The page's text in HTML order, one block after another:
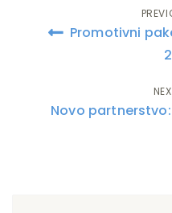
PostPromotivni
Novo partnerstvo: